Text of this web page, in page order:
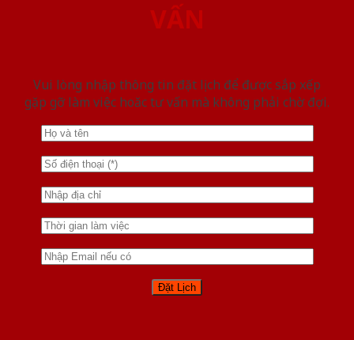
VẤN
Vui lòng nhập thông tin đặt lịch để được sắp xếp
gặp gỡ làm việc hoăc tư vấn mà không phải chờ đợi.